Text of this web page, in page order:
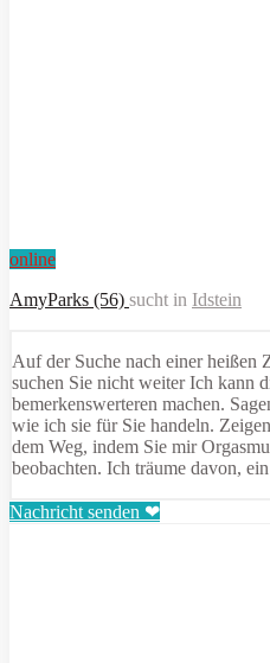
online
AmyParks (56) sucht in Idstein
Auf der Suche nach einer heißen
suchen Sie nicht weiter Ich kann
bemerkenswerteren machen.
wie ich sie für Sie handeln.
dem Weg, indem Sie mir
beobachten. Ich träume davon,
Nachricht senden ❤